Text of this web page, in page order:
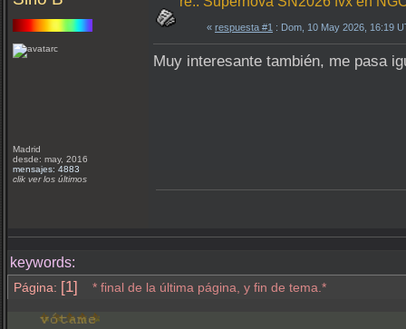
Madrid
desde: may, 2016
mensajes: 4883
clik ver los últimos
« respuesta #1 : Dom, 10 May 2026, 16:19
Muy interesante también, me pasa
keywords:
Página: [1] * final de la última página, y fin de tema.*